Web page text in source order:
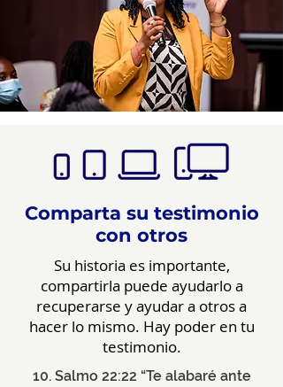
Comparta su testimonio
con otros
Su historia es importante,
compartirla puede ayudarlo a
recuperarse y ayudar a otros a
hacer lo mismo. Hay poder en tu
testimonio.
10. Salmo 22:22 “Te alabaré ante